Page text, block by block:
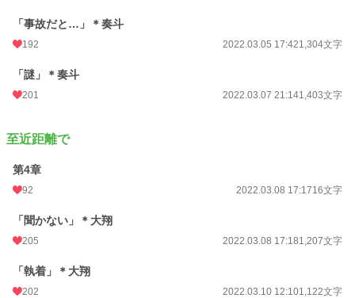
「事故だと…」＊奏斗
192 2022.03.05 17:421,304文字
「謎」＊奏斗
201 2022.03.07 21:141,403文字
至近距離で
第4章
92 2022.03.08 17:1716文字
「聞かない」＊大翔
205 2022.03.08 17:181,207文字
「執着」＊大翔
202 2022.03.10 12:101,122文字